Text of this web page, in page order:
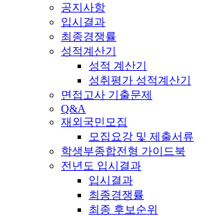
공지사항
입시결과
최종경쟁률
성적계산기
성적 계산기
성취평가 성적계산기
면접고사 기출문제
Q&A
재외국민모집
모집요강 및 제출서류
학생부종합전형 가이드북
전년도 입시결과
입시결과
최종경쟁률
최종 후보순위